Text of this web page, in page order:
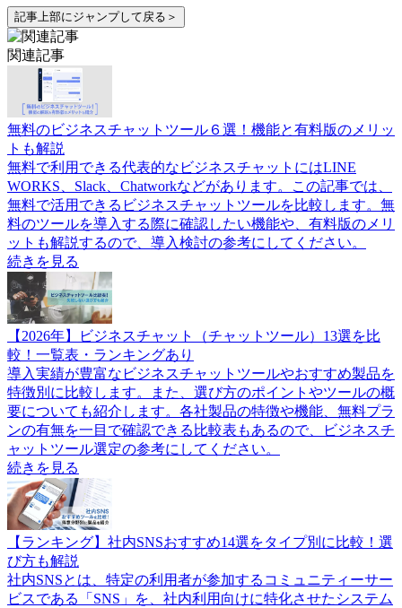
記事上部にジャンプして戻る＞
関連記事
無料のビジネスチャットツール６選！機能と有料版のメリッ
トも解説
無料で利用できる代表的なビジネスチャットにはLINE
WORKS、Slack、Chatworkなどがあります。この記事では、
無料で活用できるビジネスチャットツールを比較します。無
料のツールを導入する際に確認したい機能や、有料版のメリ
ットも解説するので、導入検討の参考にしてください。
続きを見る
【2026年】ビジネスチャット（チャットツール）13選を比
較！一覧表・ランキングあり
導入実績が豊富なビジネスチャットツールやおすすめ製品を
特徴別に比較します。また、選び方のポイントやツールの概
要についても紹介します。各社製品の特徴や機能、無料プラ
ンの有無を一目で確認できる比較表もあるので、ビジネスチ
ャットツール選定の参考にしてください。
続きを見る
【ランキング】社内SNSおすすめ14選をタイプ別に比較！選
び方も解説
社内SNSとは、特定の利用者が参加するコミュニティーサー
ビスである「SNS」を、社内利用向けに特化させたシステム